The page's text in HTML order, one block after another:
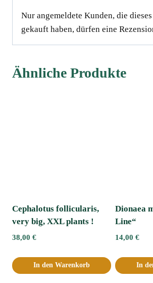
Nur angemeldete Kunden, die
gekauft haben, dürfen eine
Ähnliche Produkte
Cephalotus follicularis,
very big, XXL plants !
38,00 €
In den Warenkorb
Dionaea
Line“
14,00 €
In